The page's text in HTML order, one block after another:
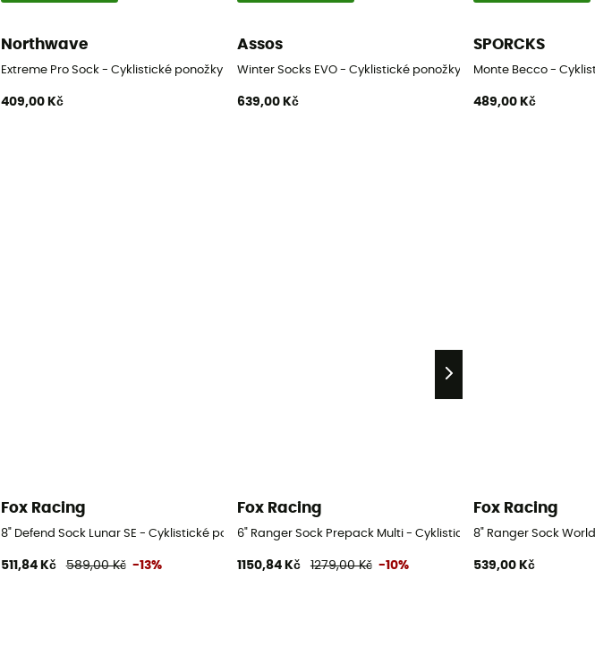
Northwave
Extreme Pro Sock - Cyklistické ponožky
409,00 Kč
Assos
Winter Socks EVO - Cyklistické ponožky
639,00 Kč
SPORCKS
Monte Becco -
489,00 Kč
Fox Racing
8" Defend Sock Lunar SE - Cyklistické ponožky
511,84 Kč 589,00 Kč -13%
Fox Racing
6" Ranger Sock Prepack Multi - Cyklistické ponožky
1150,84 Kč 1279,00 Kč -10%
Fox Racing
8" Ranger Sock
539,00 Kč